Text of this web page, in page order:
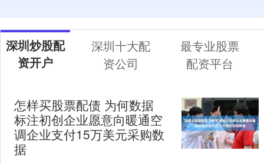
深圳炒股配
资开户
深圳十大配
资公司
最专业股票
配资平台
怎样买股票配债 为何数据
标注初创企业愿意向暖通空
调企业支付15万美元采购数
据